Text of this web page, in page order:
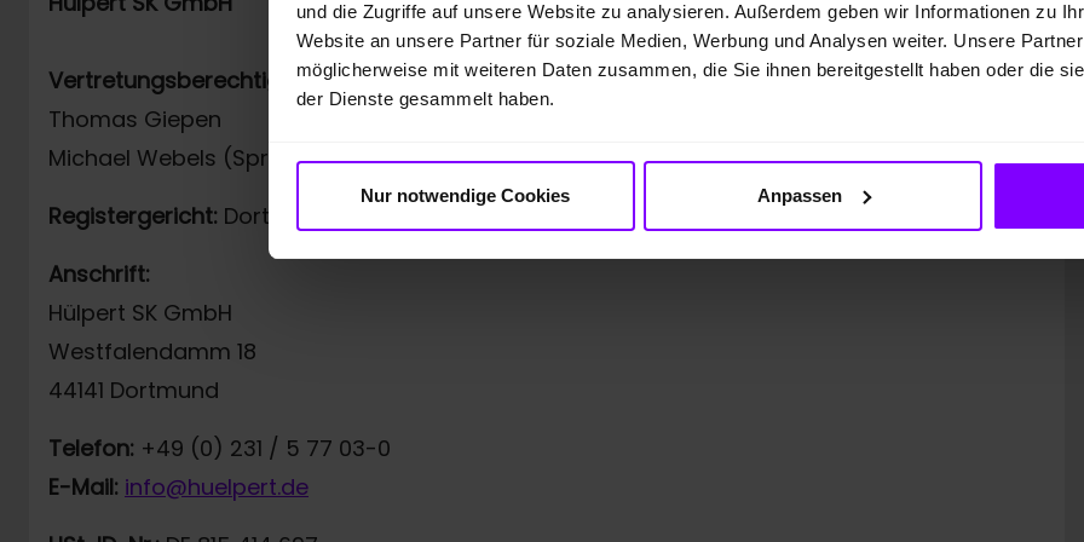
und die Zugriffe auf unsere Website zu analysieren. Außerdem geben wir Informationen zu
Website an unsere Partner für soziale Medien, Werbung und Analysen weiter. Unsere
möglicherweise mit weiteren Daten zusammen, die Sie ihnen bereitgestellt haben oder die
der Dienste gesammelt haben.
Nur notwendige Cookies Anpassen
Vertretungsberechtigt:
Thomas Giepen
Michael Webels (Sprecher der Geschäftsführung)
Registergericht: Dortmund, HRB 23748
Anschrift:
Hülpert SK GmbH
Westfalendamm 18
44141 Dortmund
Telefon: +49 (0) 231 / 5 77 03-0
E-Mail: info@huelpert.de